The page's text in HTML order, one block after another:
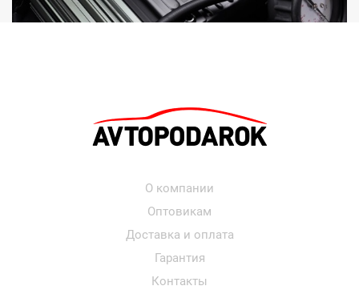
О компании
Оптовикам
Доставка и оплата
Гарантия
Контакты